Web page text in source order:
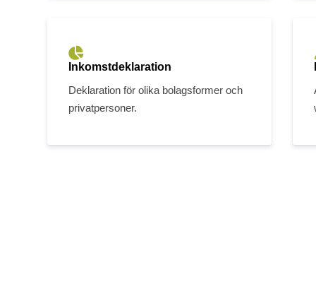
Inkomstdeklaration
Deklaration för olika bolagsformer och
privatpersoner.